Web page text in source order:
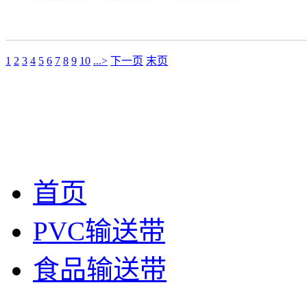
1 2 3 4 5 6 7 8 9 10 ...> 下一页 末页
首页
PVC输送带
食品输送带